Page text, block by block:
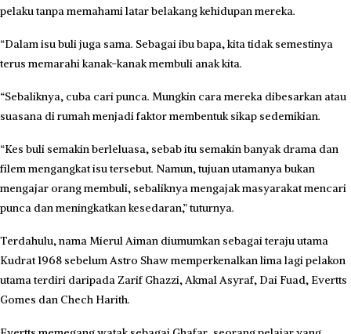
pelaku tanpa memahami latar belakang kehidupan mereka.
“Dalam isu buli juga sama. Sebagai ibu bapa, kita tidak semestinya
terus memarahi kanak-kanak membuli anak kita.
“Sebaliknya, cuba cari punca. Mungkin cara mereka dibesarkan atau
suasana di rumah menjadi faktor membentuk sikap sedemikian.
“Kes buli semakin berleluasa, sebab itu semakin banyak drama dan
filem mengangkat isu tersebut. Namun, tujuan utamanya bukan
mengajar orang membuli, sebaliknya mengajak masyarakat mencari
punca dan meningkatkan kesedaran,” tuturnya.
Terdahulu, nama Mierul Aiman diumumkan sebagai teraju utama
Kudrat 1968 sebelum Astro Shaw memperkenalkan lima lagi pelakon
utama terdiri daripada Zarif Ghazzi, Akmal Asyraf, Dai Fuad, Evertts
Gomes dan Chech Harith.